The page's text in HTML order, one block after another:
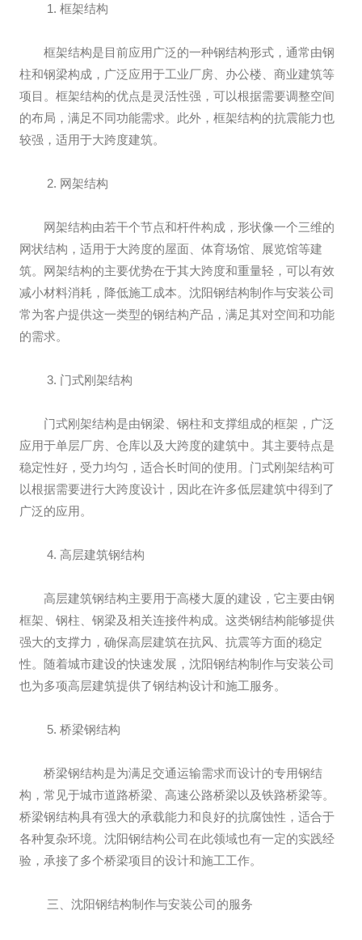
1. 框架结构
框架结构是目前应用广泛的一种钢结构形式，通常由钢
柱和钢梁构成，广泛应用于工业厂房、办公楼、商业建筑等
项目。框架结构的优点是灵活性强，可以根据需要调整空间
的布局，满足不同功能需求。此外，框架结构的抗震能力也
较强，适用于大跨度建筑。
2. 网架结构
网架结构由若干个节点和杆件构成，形状像一个三维的
网状结构，适用于大跨度的屋面、体育场馆、展览馆等建
筑。网架结构的主要优势在于其大跨度和重量轻，可以有效
减小材料消耗，降低施工成本。沈阳钢结构制作与安装公司
常为客户提供这一类型的钢结构产品，满足其对空间和功能
的需求。
3. 门式刚架结构
门式刚架结构是由钢梁、钢柱和支撑组成的框架，广泛
应用于单层厂房、仓库以及大跨度的建筑中。其主要特点是
稳定性好，受力均匀，适合长时间的使用。门式刚架结构可
以根据需要进行大跨度设计，因此在许多低层建筑中得到了
广泛的应用。
4. 高层建筑钢结构
高层建筑钢结构主要用于高楼大厦的建设，它主要由钢
框架、钢柱、钢梁及相关连接件构成。这类钢结构能够提供
强大的支撑力，确保高层建筑在抗风、抗震等方面的稳定
性。随着城市建设的快速发展，沈阳钢结构制作与安装公司
也为多项高层建筑提供了钢结构设计和施工服务。
5. 桥梁钢结构
桥梁钢结构是为满足交通运输需求而设计的专用钢结
构，常见于城市道路桥梁、高速公路桥梁以及铁路桥梁等。
桥梁钢结构具有强大的承载能力和良好的抗腐蚀性，适合于
各种复杂环境。沈阳钢结构公司在此领域也有一定的实践经
验，承接了多个桥梁项目的设计和施工工作。
三、沈阳钢结构制作与安装公司的服务